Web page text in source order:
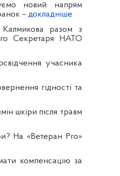
новий напрям
– докладніше
Калмикова разом з
Секретаря НАТО
учасника
гідності та
шкіри після травм
На «Ветеран Pro»
компенсацію за